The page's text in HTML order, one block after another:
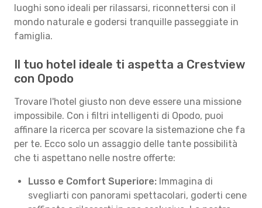
luoghi sono ideali per rilassarsi, riconnettersi con il
mondo naturale e godersi tranquille passeggiate in
famiglia.
Il tuo hotel ideale ti aspetta a Crestview
con Opodo
Trovare l'hotel giusto non deve essere una missione
impossibile. Con i filtri intelligenti di Opodo, puoi
affinare la ricerca per scovare la sistemazione che fa
per te. Ecco solo un assaggio delle tante possibilità
che ti aspettano nelle nostre offerte:
Lusso e Comfort Superiore: Immagina di
svegliarti con panorami spettacolari, goderti cene